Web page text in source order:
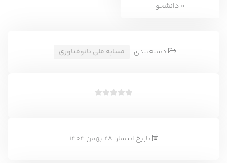
0 دانشجو
دسته‌بندی مسابه ملی نانوفناوری
تاریخ انتشار: 28 بهمن 1404